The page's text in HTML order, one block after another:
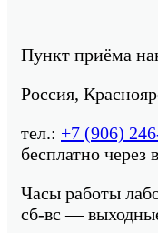
Пункт приёма
Россия,
тел.: +7 (906)
бесплатно через
Часы работы
сб-вс —